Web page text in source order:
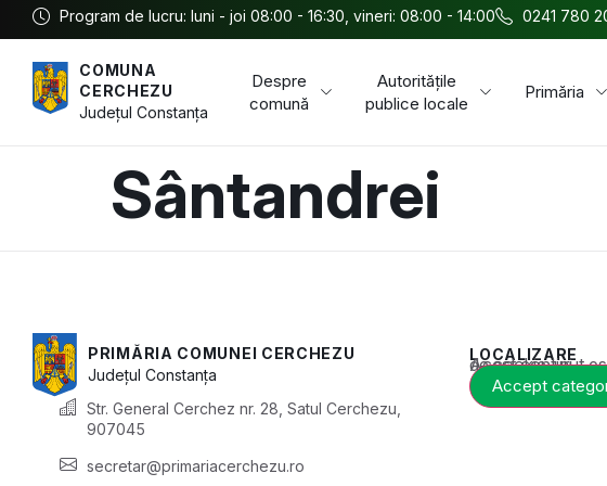
Program de lucru: luni - joi 08:00 - 16:30, vineri: 08:00 - 14:00 0241 780
COMUNA
CERCHEZU
JudețulConstanța
Despre
comună
Autoritățile
publice locale
Primăria
Sântandrei
PRIMĂRIA COMUNEI CERCHEZU
JudețulConstanța
Str. General Cerchez nr. 28, Satul Cerchezu,
907045
secretar@primariacerchezu.ro
LOCALIZARE
Acest conținut este blocat până când acceptați categoria corespunzătoare de cookie-uri.
Accept